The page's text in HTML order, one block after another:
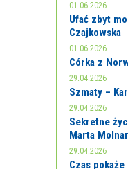
01.06.2026
Ufać zbyt
Czajkowska
01.06.2026
Córka z
29.04.2026
Szmaty –
29.04.2026
Sekretne
Marta Molnar
29.04.2026
Czas